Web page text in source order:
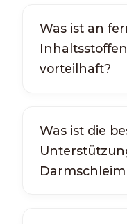
Was ist an
vorteilhaft?
Was ist die